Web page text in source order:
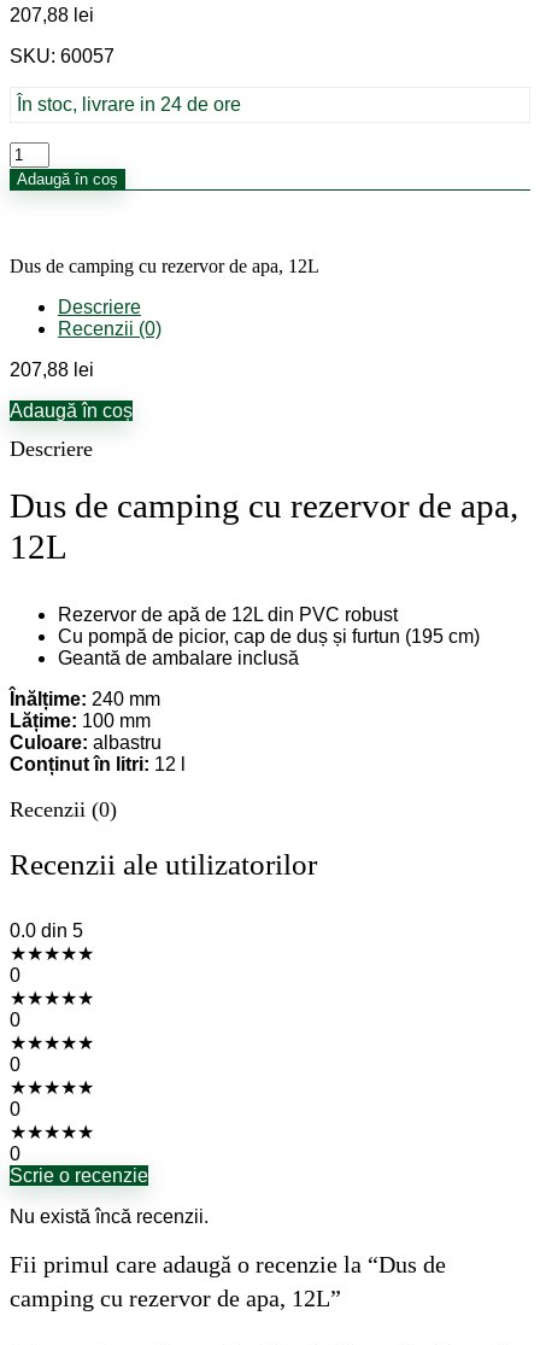
207,88 lei
SKU: 60057
În stoc, livrare in 24 de ore
Cantitate
Dus
de
rezervor
apa,
12L
Adaugă în coș
Dus de camping cu rezervor de apa, 12L
Descriere
Recenzii (0)
207,88 lei
Adaugă în coș
Descriere
Dus de camping cu rezervor de apa,
12L
Rezervor de apă de 12L din PVC robust
Cu pompă de picior, cap de duș și furtun (195 cm)
Geantă de ambalare inclusă
Înălțime: 240 mm
Lățime: 100 mm
Culoare: albastru
Conținut în litri: 12 l
Recenzii (0)
Recenzii ale utilizatorilor
0.0 din 5
★★★★★
0
★★★★★
0
★★★★★
0
★★★★★
0
★★★★★
0
Scrie o recenzie
Nu există încă recenzii.
Fii primul care adaugă o recenzie la “Dus de
camping cu rezervor de apa, 12L”